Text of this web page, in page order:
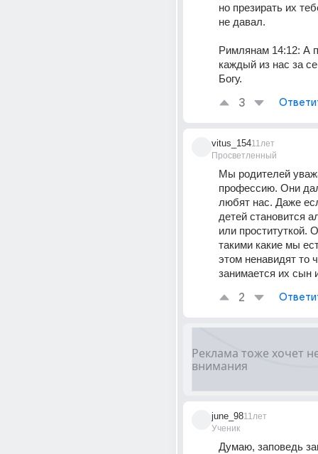
но презирать их
не давал.
Римлянам 14:12: А
каждый из нас за
Богу.
3
vitus_154
Просветленный
11лет
Мы родителей
профессию. Они
любят нас. Даже
детей становится
или проституткой.
такими какие мы
этом ненавидят то
занимается их сын
2
june_98
Ученик
11лет
Думаю, заповедь